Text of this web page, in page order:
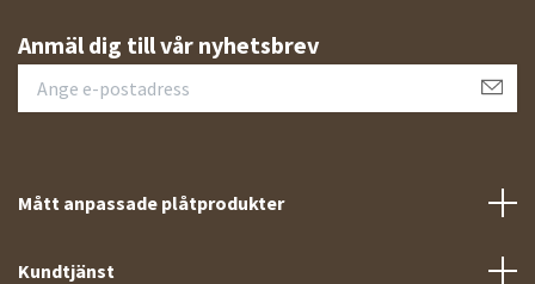
Anmäl dig till vår nyhetsbrev
Mått anpassade plåtprodukter
Kundtjänst